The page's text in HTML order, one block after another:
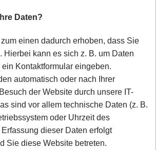
Daten?
einen dadurch erhoben, dass Sie
Hierbei kann es sich z. B. um Daten
Kontaktformular eingeben.
automatisch oder nach Ihrer
der Website durch unsere IT-
sind vor allem technische Daten (z. B.
oder Uhrzeit des
dieser Daten erfolgt
Sie diese Website betreten.